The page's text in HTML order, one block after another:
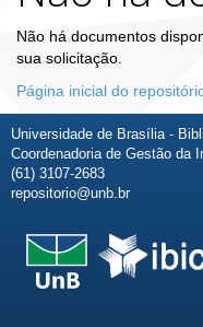
Não há documentos
sua solicitação.
Página inicial do
Universidade de Brasília -
Coordenadoria de Gestão da
(61) 3107-2683
repositorio@unb.br